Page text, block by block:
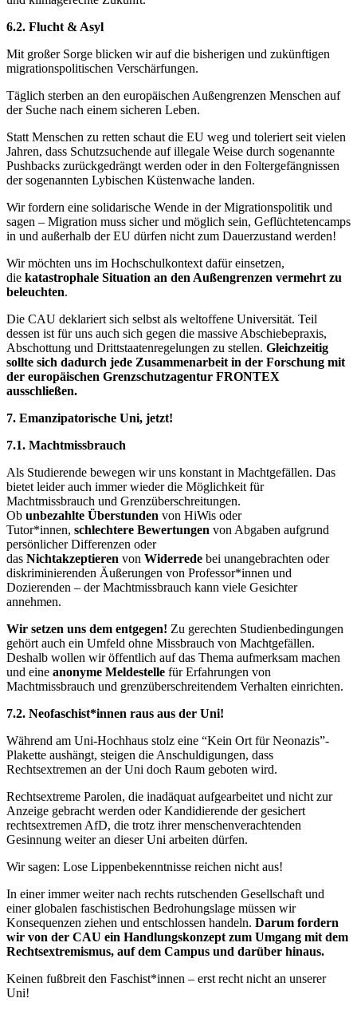
6.2. Flucht & Asyl
Mit großer Sorge blicken wir auf die bisherigen und zukünftigen
migrationspolitischen Verschärfungen.
Täglich sterben an den europäischen Außengrenzen Menschen auf
der Suche nach einem sicheren Leben.
Statt Menschen zu retten schaut die EU weg und toleriert seit vielen
Jahren, dass Schutzsuchende auf illegale Weise durch sogenannte
Pushbacks zurückgedrängt werden oder in den Foltergefängnissen
der sogenannten Lybischen Küstenwache landen.
Wir fordern eine solidarische Wende in der Migrationspolitik und
sagen – Migration muss sicher und möglich sein, Geflüchtetencamps
in und außerhalb der EU dürfen nicht zum Dauerzustand werden!
Wir möchten uns im Hochschulkontext dafür einsetzen,
die katastrophale Situation an den Außengrenzen vermehrt zu
beleuchten.
Die CAU deklariert sich selbst als weltoffene Universität. Teil
dessen ist für uns auch sich gegen die massive Abschiebepraxis,
Abschottung und Drittstaatenregelungen zu stellen. Gleichzeitig
sollte sich dadurch jede Zusammenarbeit in der Forschung mit
der europäischen Grenzschutzagentur FRONTEX
ausschließen.
7. Emanzipatorische Uni, jetzt!
7.1. Machtmissbrauch
Als Studierende bewegen wir uns konstant in Machtgefällen. Das
bietet leider auch immer wieder die Möglichkeit für
Machtmissbrauch und Grenzüberschreitungen.
Ob unbezahlte Überstunden von HiWis oder
Tutor*innen, schlechtere Bewertungen von Abgaben aufgrund
persönlicher Differenzen oder
das Nichtakzeptieren von Widerrede bei unangebrachten oder
diskriminierenden Äußerungen von Professor*innen und
Dozierenden – der Machtmissbrauch kann viele Gesichter
annehmen.
Wir setzen uns dem entgegen! Zu gerechten Studienbedingungen
gehört auch ein Umfeld ohne Missbrauch von Machtgefällen.
Deshalb wollen wir öffentlich auf das Thema aufmerksam machen
und eine anonyme Meldestelle für Erfahrungen von
Machtmissbrauch und grenzüberschreitendem Verhalten einrichten.
7.2. Neofaschist*innen raus aus der Uni!
Während am Uni-Hochhaus stolz eine “Kein Ort für Neonazis”-
Plakette aushängt, steigen die Anschuldigungen, dass
Rechtsextremen an der Uni doch Raum geboten wird.
Rechtsextreme Parolen, die inadäquat aufgearbeitet und nicht zur
Anzeige gebracht werden oder Kandidierende der gesichert
rechtsextremen AfD, die trotz ihrer menschenverachtenden
Gesinnung weiter an dieser Uni arbeiten dürfen.
Wir sagen: Lose Lippenbekenntnisse reichen nicht aus!
In einer immer weiter nach rechts rutschenden Gesellschaft und
einer globalen faschistischen Bedrohungslage müssen wir
Konsequenzen ziehen und entschlossen handeln. Darum fordern
wir von der CAU ein Handlungskonzept zum Umgang mit dem
Rechtsextremismus, auf dem Campus und darüber hinaus.
Keinen fußbreit den Faschist*innen – erst recht nicht an unserer
Uni!